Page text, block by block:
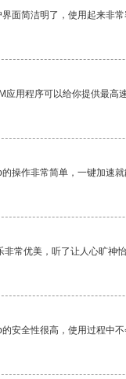
面简洁明了，使用起来非
应用程序可以给你提供最高
操作非常简单，一键加速就
常优美，听了让人心旷神怡
安全性很高，使用过程中不